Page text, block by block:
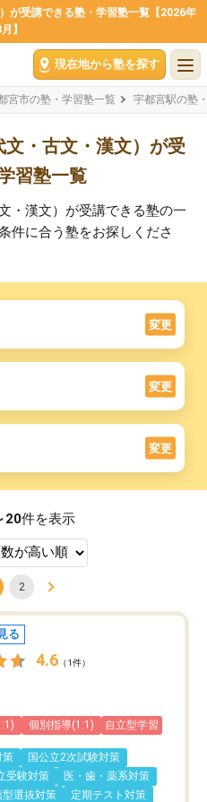
が受講できる塾・学習塾一覧【2026年
】
現在地から塾を探す
宮市の塾・学習塾一覧 宇都宮駅の塾
・古文・漢文）が受
習塾一覧
・漢文）が受講できる塾の一
件に合う塾をお探しくださ
変更
変更
変更
20件を表示
2
る
4.6 （1件）
個別指導(1:1) 自立型学習
策
国公立2次試験対策
受験対策
医・歯・薬系対策
選抜対策
定期テスト対策